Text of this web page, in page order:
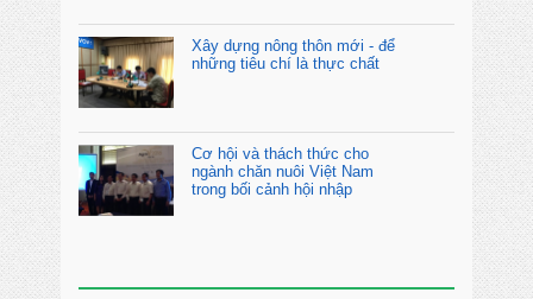
Xây dựng nông thôn mới - để
những tiêu chí là thực chất
Cơ hội và thách thức cho
ngành chăn nuôi Việt Nam
trong bối cảnh hội nhập